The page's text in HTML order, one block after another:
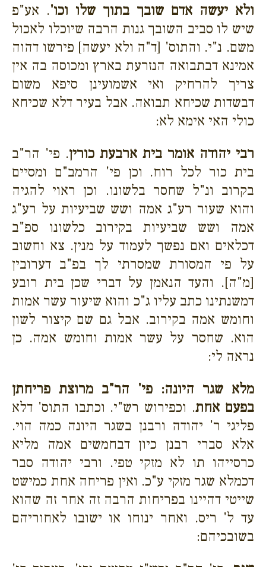
ולא יעשה אדם שובך בתוך שלו וכו'. אע"פ
שיש לו סביב השובך גנות הרבה שיוכלו לאכול
משם. נ"י. והתוס' [ד"ה ולא יעשה] פירשו דהוה
אמינא דבתבואה הנזרעת בארץ ומכוסה בה אין
צריך להרחיק ואי אשמועינן סיפא משום
דבשדות שכיחא תבואה. אבל בעיר דלא שכיחא
כולי האי אימא לא:
רבי יהודה אומר בית ארבעת כורין. פי' הר"ב
בית כור לכל רוח. וכן פי' הרמב"ם ומסיים
בקרוב ונ"ל שחסר בלשונו. וכן ראוי להגיה
והוא שעור רע"ג אמה ושש שביעיות על רע"ג
אמה ושש שביעיות בקירוב כלשונו ספ"ב
דכלאים ואם נפשך לעמוד על מנין. צא וחשוב
על פי המסורת שמסרתי לך בפ"ב דערובין
[מ"ה]. והעד הנאמן על דברי שכן בית רובע
דמשנתינו כתב עליו ג"כ והוא שיעור עשר אמות
וחומש אמה בקירוב. אבל גם שם קיצור לשון
הוא. שחסר על עשר אמות וחומש אמה. כן
נראה לי:
מלא שגר היונה: פי' הר"ב מרוצת פריחתן
בפעם אחת. וכפירוש רש"י. וכתבו התוס' דלא
פליגי ר' יהודה ורבנן בשגר היונה כמה הוי.
אלא סברי רבנן כיון דבחמשים אמה מליא
כרסייהו תו לא מזקי טפי. ורבי יהודה סבר
דכמלא שגר מזקי ע"כ. ואין פריחה אחת כמישט
שייטי דהיינו בפריחות הרבה זה אחר זה שהוא
עד ל' ריס. ואחר ינוחו או ישובו לאחוריהם
בשובכיהם: